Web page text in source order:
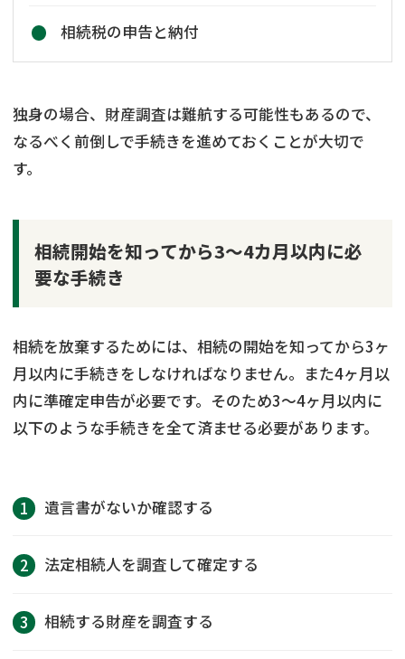
相続税の申告と納付
独身の場合、財産調査は難航する可能性もあるので、
なるべく前倒しで手続きを進めておくことが大切で
す。
相続開始を知ってから3～4カ月以内に必
要な手続き
相続を放棄するためには、相続の開始を知ってから3ヶ
月以内に手続きをしなければなりません。また4ヶ月以
内に準確定申告が必要です。そのため3〜4ヶ月以内に
以下のような手続きを全て済ませる必要があります。
遺言書がないか確認する
法定相続人を調査して確定する
相続する財産を調査する